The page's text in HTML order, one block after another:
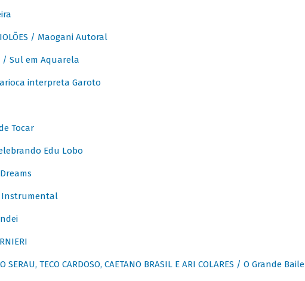
/ Maogani Autoral
/ Sul em Aquarela
interpreta Garoto
Tocar
Edu Lobo
Instrumental
SERAU, TECO CARDOSO, CAETANO BRASIL E ARI COLARES / O Grande Baile